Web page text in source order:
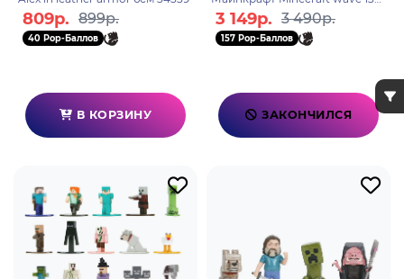
809р. 899р.
40 Pop-Баллов
В КОРЗИНУ
4см (18 шт) 36782
3 149р. 3 490р.
157 Pop-Баллов
ЗАКОНЧИЛСЯ